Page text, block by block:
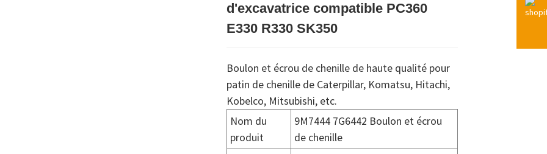
d'excavatrice compatible PC360
E330 R330 SK350
Boulon et écrou de chenille de haute qualité pour
patin de chenille de Caterpillar, Komatsu, Hitachi,
Kobelco, Mitsubishi, etc.
Nom du
produit
9M7444 7G6442 Boulon et écrou
de chenille